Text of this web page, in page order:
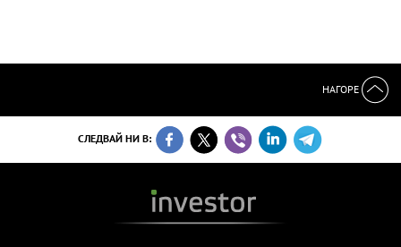
НАГОРЕ
СЛЕДВАЙ НИ В: